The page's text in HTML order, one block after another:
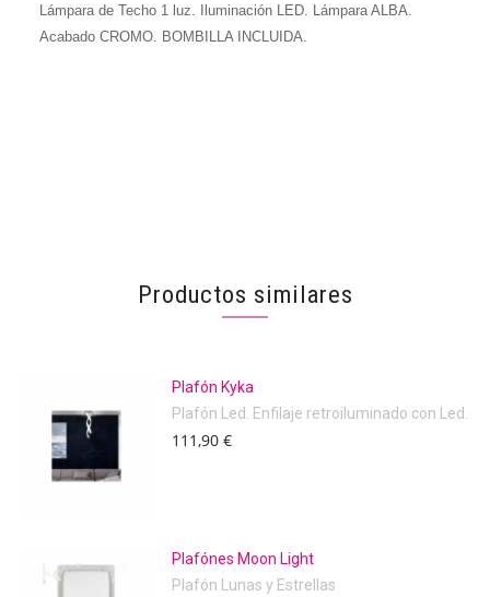
Lámpara de Techo 1 luz. Iluminación LED. Lámpara ALBA.
Acabado CROMO. BOMBILLA INCLUIDA.
Productos similares
Plafón Kyka
Plafón Led. Enfilaje retroiluminado con Led.
111,90 €
Plafónes Moon Light
Plafón Lunas y Estrellas